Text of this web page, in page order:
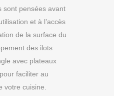
sont pensées avant
et à l’accès
de la surface du
des ilots
avec plateaux
faciliter au
votre cuisine.